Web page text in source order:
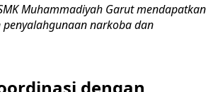
Muhammadiyah Garut mendapatkan
narkoba dan
dengan